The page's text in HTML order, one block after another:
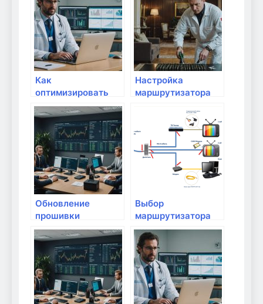
Как
оптимизировать
раздачу интернета
на смартфоне?
Настройка
маршрутизатора
видеонаблюдения
Обновление
прошивки
маршрутизатора:
когда это нужно
делать?
Выбор
маршрутизатора
для дома